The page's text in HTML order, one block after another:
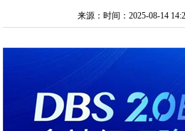
来源：时间：2025-08-14